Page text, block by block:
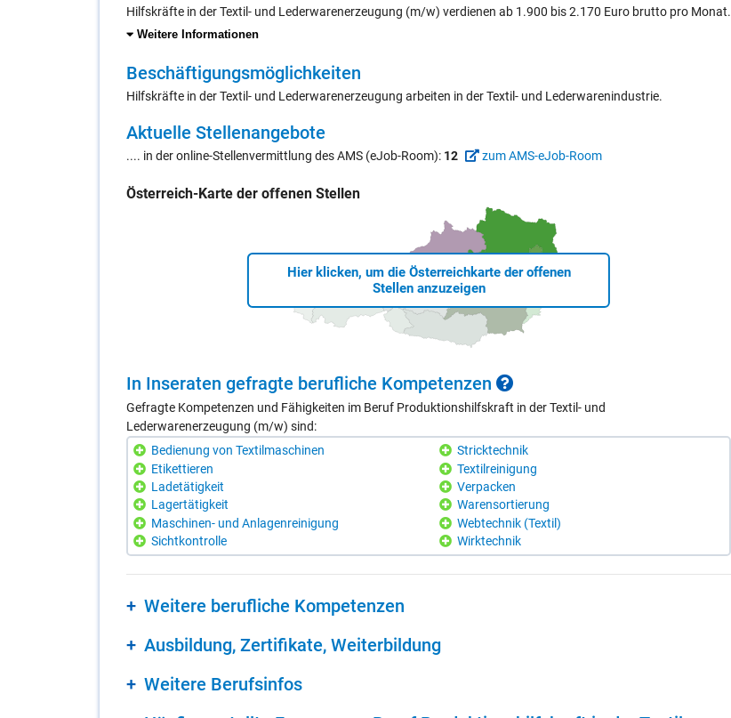
Hilfskräfte in der Textil- und Lederwarenerzeugung (m/w) verdienen ab 1.900 bis 2.170 Euro brutto pro Monat.
Weitere Informationen
Be­schäf­ti­gungs­mög­lich­kei­ten
Hilfskräfte in der Textil- und Lederwarenerzeugung arbeiten in der Textil- und Lederwarenindustrie.
Ak­tu­el­le Stel­len­an­ge­bo­te
.... in der online-Stellenvermittlung des AMS (eJob-Room): 12 zum AMS-eJob-Room
Öster­reich-Kar­te der of­fe­nen Stel­len
Hier klicken, um die Österreichkarte der offenen
Stellen anzuzeigen
In In­se­ra­ten ge­frag­te be­ruf­li­che Kom­pe­ten­zen
Gefragte Kompetenzen und Fähigkeiten im Beruf Produktionshilfskraft in der Textil- und
Lederwarenerzeugung (m/w) sind:
Bedienung von Textilmaschinen
Etikettieren
Ladetätigkeit
Lagertätigkeit
Maschinen- und Anlagenreinigung
Sichtkontrolle
Stricktechnik
Textilreinigung
Verpacken
Warensortierung
Webtechnik (Textil)
Wirktechnik
Wei­te­re be­ruf­li­che Kom­pe­ten­zen
Aus­bil­dung, Zer­ti­fi­ka­te, Wei­ter­bil­dung
Wei­te­re Be­rufs­in­fos